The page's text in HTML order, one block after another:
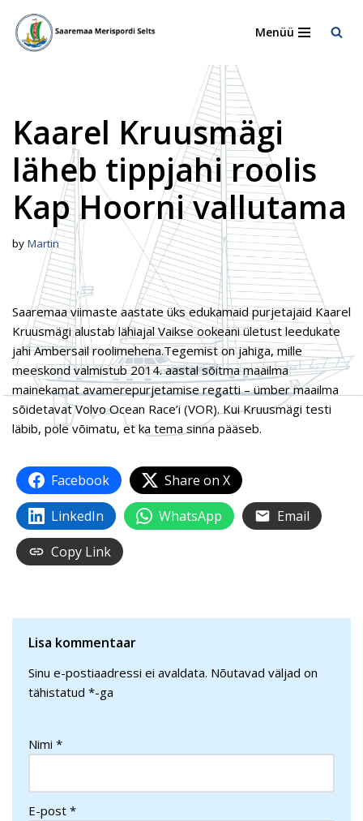
Skip
Menüü
Kaarel Kruusmägi
läheb tippjahi roolis
Kap Hoorni vallutama
by Martin
Saaremaa viimaste aastate üks edukamaid purjetajaid Kaarel
Kruusmägi alustab lähiajal Vaikse ookeani ületust leedukate
jahi Ambersail roolimehena.Tegemist on jahiga, mille
meeskond valmistub 2014. aastal sõitma maailma
mainekamat avamerepurjetamise regatti – ümber maailma
sõidetavat Volvo Ocean Race’i (VOR). Kui Kruusmägi testi
läbib, pole võimatu, et ka tema sinna pääseb.
Facebook
Share on X
LinkedIn
WhatsApp
Email
Copy Link
Lisa kommentaar
Sinu e-postiaadressi ei avaldata. Nõutavad väljad on
tähistatud *-ga
Nimi *
E-post *